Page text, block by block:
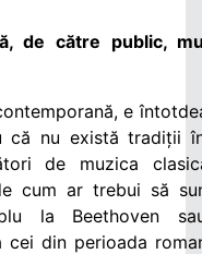
de către public,
e
că nu există tradiții
de muzica
cum ar trebui să
la Beethoven
din perioada